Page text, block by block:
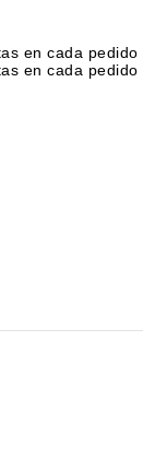
en cada pedido
en cada pedido